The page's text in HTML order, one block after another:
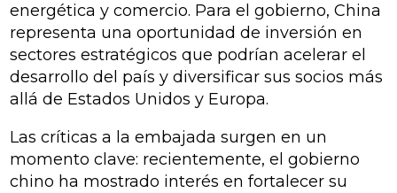
energética y comercio. Para el gobierno, China
representa una oportunidad de inversión en
sectores estratégicos que podrían acelerar el
desarrollo del país y diversificar sus socios más
allá de Estados Unidos y Europa.
Las críticas a la embajada surgen en un
momento clave: recientemente, el gobierno
chino ha mostrado interés en fortalecer su